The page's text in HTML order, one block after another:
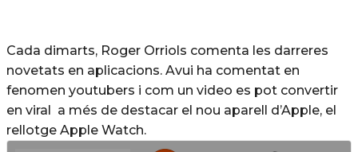
Cada dimarts, Roger Orriols comenta les darreres
novetats en aplicacions. Avui ha comentat en
fenomen youtubers i com un video es pot convertir
en viral a més de destacar el nou aparell d’Apple, el
rellotge Apple Watch.